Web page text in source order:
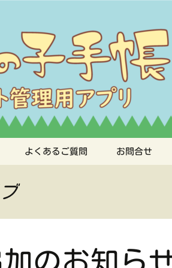
よくあるご質問 お問合せ
のお知ら